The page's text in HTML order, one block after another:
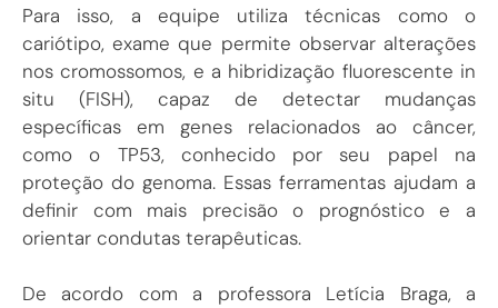
Para isso, a equipe utiliza técnicas como o
cariótipo, exame que permite observar alterações
nos cromossomos, e a hibridização fluorescente in
situ (FISH), capaz de detectar mudanças
específicas em genes relacionados ao câncer,
como o TP53, conhecido por seu papel na
proteção do genoma. Essas ferramentas ajudam a
definir com mais precisão o prognóstico e a
orientar condutas terapêuticas.
De acordo com a professora Letícia Braga, a